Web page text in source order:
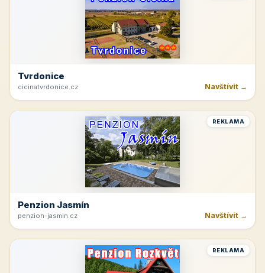
Tvrdonice
cicinatvrdonice.cz Navštívit →
REKLAMA
Penzion Jasmín
penzion-jasmin.cz Navštívit →
REKLAMA